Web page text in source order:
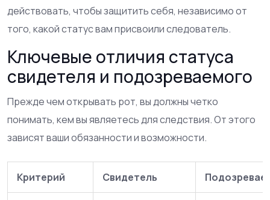
действовать, чтобы защитить себя, независимо от
того, какой статус вам присвоили следователь.
Ключевые отличия статуса
свидетеля и подозреваемого
Прежде чем открывать рот, вы должны четко
понимать, кем вы являетесь для следствия. От этого
зависят ваши обязанности и возможности.
Критерий Свидетель